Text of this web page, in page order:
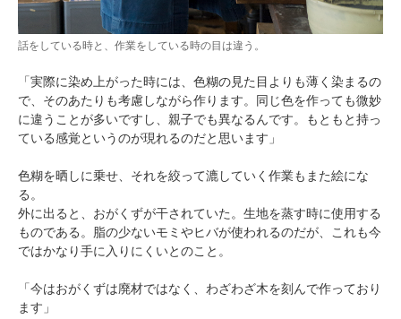
話をしている時と、作業をしている時の目は違う。
「実際に染め上がった時には、色糊の見た目よりも薄く染まるの
で、そのあたりも考慮しながら作ります。同じ色を作っても微妙
に違うことが多いですし、親子でも異なるんです。もともと持っ
ている感覚というのが現れるのだと思います」
色糊を晒しに乗せ、それを絞って漉していく作業もまた絵にな
る。
外に出ると、おがくずが干されていた。生地を蒸す時に使用する
ものである。脂の少ないモミやヒバが使われるのだが、これも今
ではかなり手に入りにくいとのこと。
「今はおがくずは廃材ではなく、わざわざ木を刻んで作っており
ます」